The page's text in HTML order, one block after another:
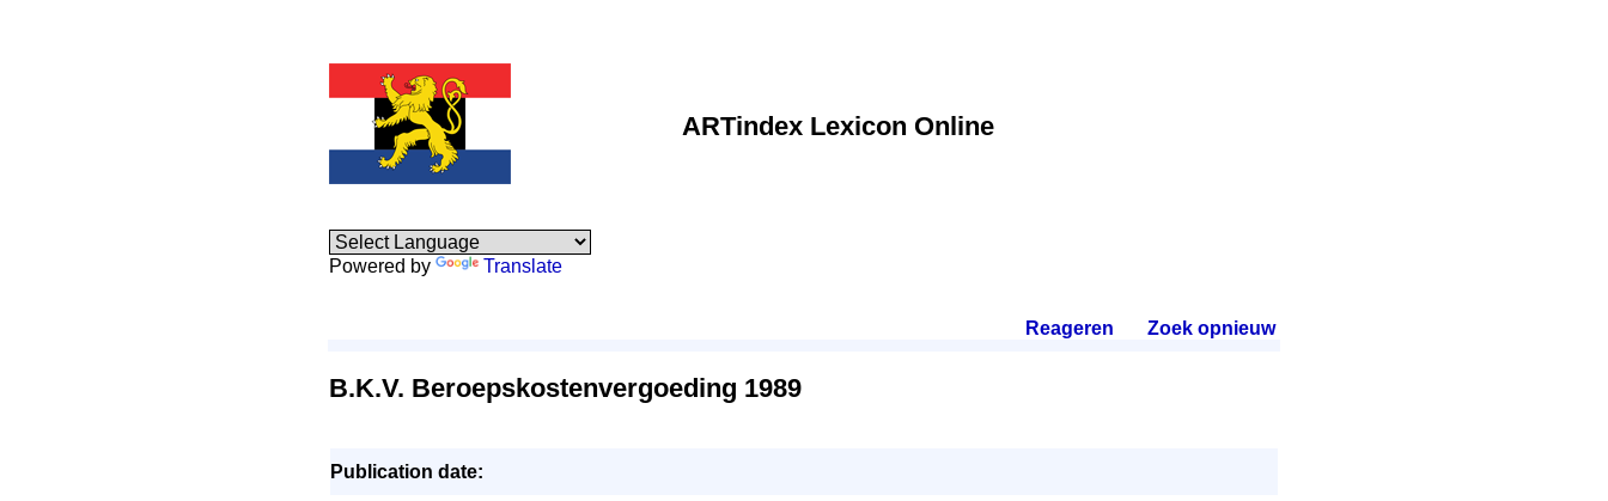
ARTindex Lexicon Online
Powered by Translate
Reageren Zoek opnieuw.
B.K.V. Beroepskostenvergoeding 1989
Publication date: